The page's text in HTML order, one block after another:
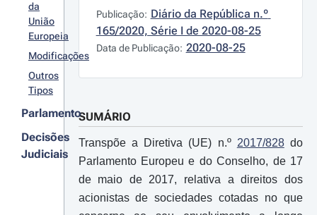
da
União
Europeia
Modificações
Outros
Tipos
Parlamento
Decisões
Judiciais
Publicação: Diário da República n.º
165/2020, Série I de 2020-08-25
Data de Publicação: 2020-08-25
SUMÁRIO
Transpõe a Diretiva (UE) n.º 2017/828do
Parlamento Europeu e do Conselho, de 17
de maio de 2017, relativa a direitos dos
acionistas de sociedades cotadas no que